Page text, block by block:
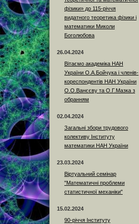
фізики» до 115-річчя
видатного теоретика фізики і
математики Миколи
Боголюбова
26.04.2024
Вітаємо академіка НАН
України О.А.Бойчука і членів-
кореспондентів НАН України
О.О.Ванєєву та О.Г.Мазка з
обранням
02.04.2024
Загальні збори трудового
колективу Інституту
математики НАН України
23.03.2024
Віртуальний семінар
"Математичні проблеми
статистичної механіки"
15.02.2024
90-річчя Інституту